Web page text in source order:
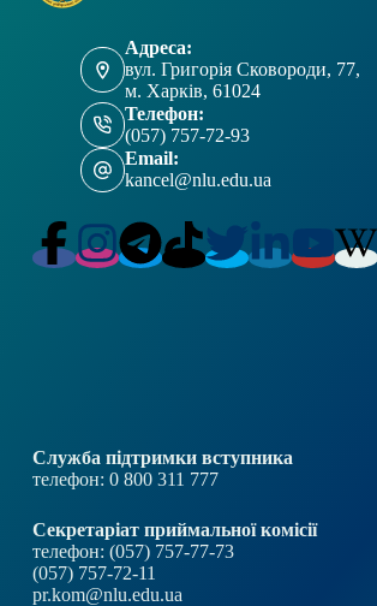
Адреса:
вул. Григорія Сковороди, 77,
м. Харків, 61024
Телефон:
(057) 757-72-93
Email:
kancel@nlu.edu.ua
Служба підтримки вступника
телефон: 0 800 311 777
Секретаріат приймальної комісії
телефон: (057) 757-77-73
(057) 757-72-11
pr.kom@nlu.edu.ua